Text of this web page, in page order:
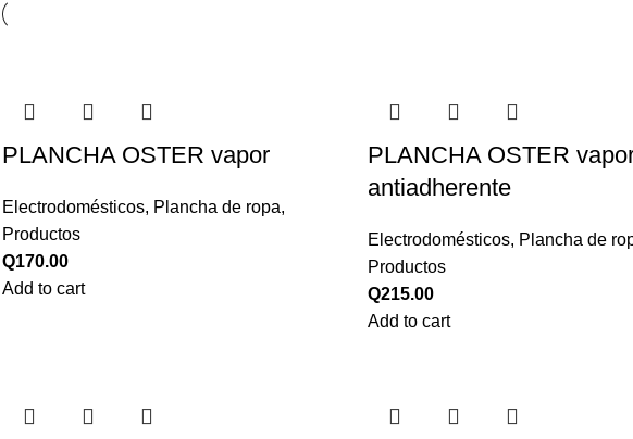
PLANCHA OSTER vapor
Electrodomésticos, Plancha de ropa,
Productos
Q170.00
Add to cart
PLANCHA OSTER
antiadherente
Electrodomésticos, Plancha de
Productos
Q215.00
Add to cart